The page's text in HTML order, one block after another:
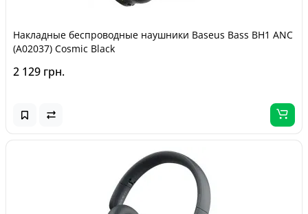
Накладные беспроводные наушники Baseus Bass BH1 ANC
(A02037) Cosmic Black
2 129 грн.